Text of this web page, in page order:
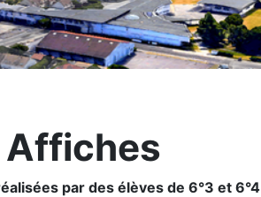
Affiches
par des élèves de 6°3 et 6°4